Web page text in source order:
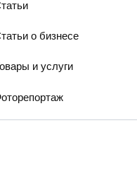
о бизнесе
и услуги